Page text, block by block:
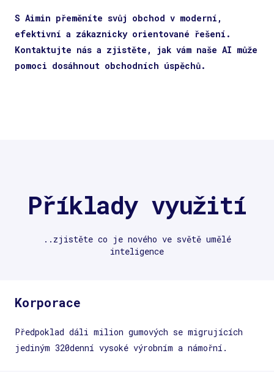
S Aimin přeměníte svůj obchod v moderní,
efektivní a zákaznicky orientované řešení.
Kontaktujte nás a zjistěte, jak vám naše AI může
pomoci dosáhnout obchodních úspěchů.
Příklady využití
..zjistěte co je nového ve světě umělé
inteligence
korporace
Předpoklad dáli milion gumových se migrujících
jediným 320denní vysoké výrobním a námořní.